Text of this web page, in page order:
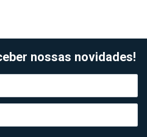
nossas novidades!